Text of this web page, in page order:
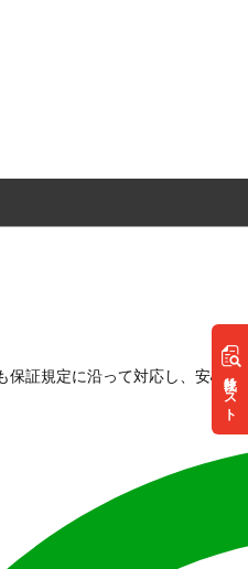
リスト
保証規定に沿って対応し、安心